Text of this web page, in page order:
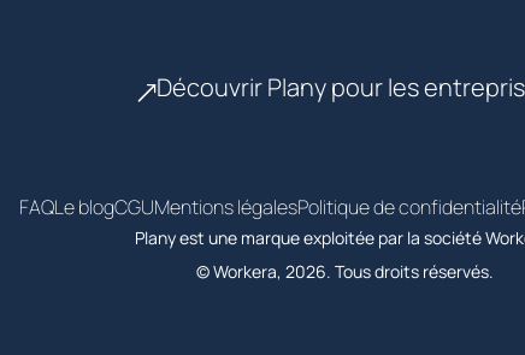
Découvrir Plany pour les
Plany est une marque exploitée par la société
© Workera, 2026. Tous droits réservés.
FAQLe blogCGUMentions légalesPolitique de confidentialité